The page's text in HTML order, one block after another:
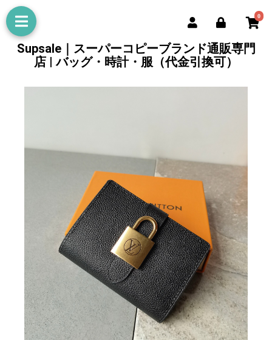
0
Supsale｜スーパーコピーブランド通販専門
店 | バッグ・時計・服（代金引換可）